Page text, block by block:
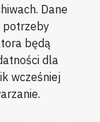
Dane
potrzeby
będą
dla
wcześniej